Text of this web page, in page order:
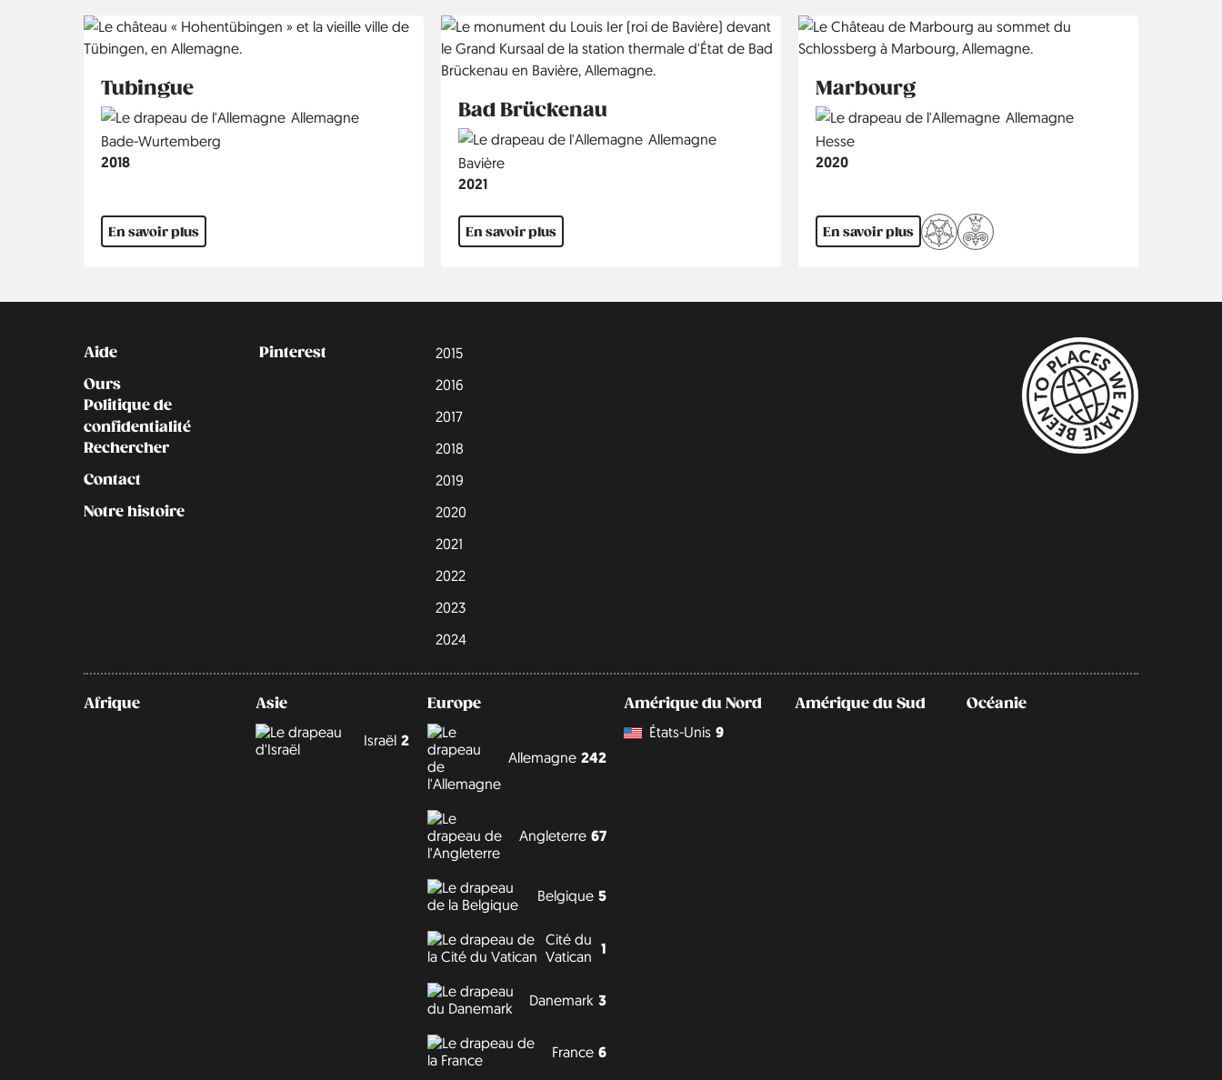
Tubingue
Country
Allemagne
Région
Bade-Wurtemberg
Année
2018
En savoir plus
Bad Brückenau
Country
Allemagne
Région
Bavière
Année
2021
En savoir plus
Marbourg
Country
Allemagne
Région
Hesse
Année
2020
En savoir plus
Kontakt
Aide
Ours
Politique de
confidentialité
Rechercher
Contact
Notre histoire
Social
Pinterest
2015
2016
2017
2018
2019
2020
2021
2022
2023
2024
Afrique Asie
Israël 2
Europe
Allemagne 242
Angleterre 67
Belgique 5
Cité du
Vatican 1
Danemark 3
France 6
Amérique du Nord
États-Unis 9
Amérique du Sud Océanie